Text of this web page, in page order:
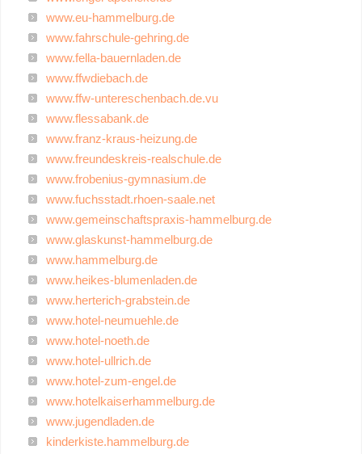
www.eu-hammelburg.de
www.fahrschule-gehring.de
www.fella-bauernladen.de
www.ffwdiebach.de
www.ffw-untereschenbach.de.vu
www.flessabank.de
www.franz-kraus-heizung.de
www.freundeskreis-realschule.de
www.frobenius-gymnasium.de
www.fuchsstadt.rhoen-saale.net
www.gemeinschaftspraxis-hammelburg.de
www.glaskunst-hammelburg.de
www.hammelburg.de
www.heikes-blumenladen.de
www.herterich-grabstein.de
www.hotel-neumuehle.de
www.hotel-noeth.de
www.hotel-ullrich.de
www.hotel-zum-engel.de
www.hotelkaiserhammelburg.de
www.jugendladen.de
kinderkiste.hammelburg.de